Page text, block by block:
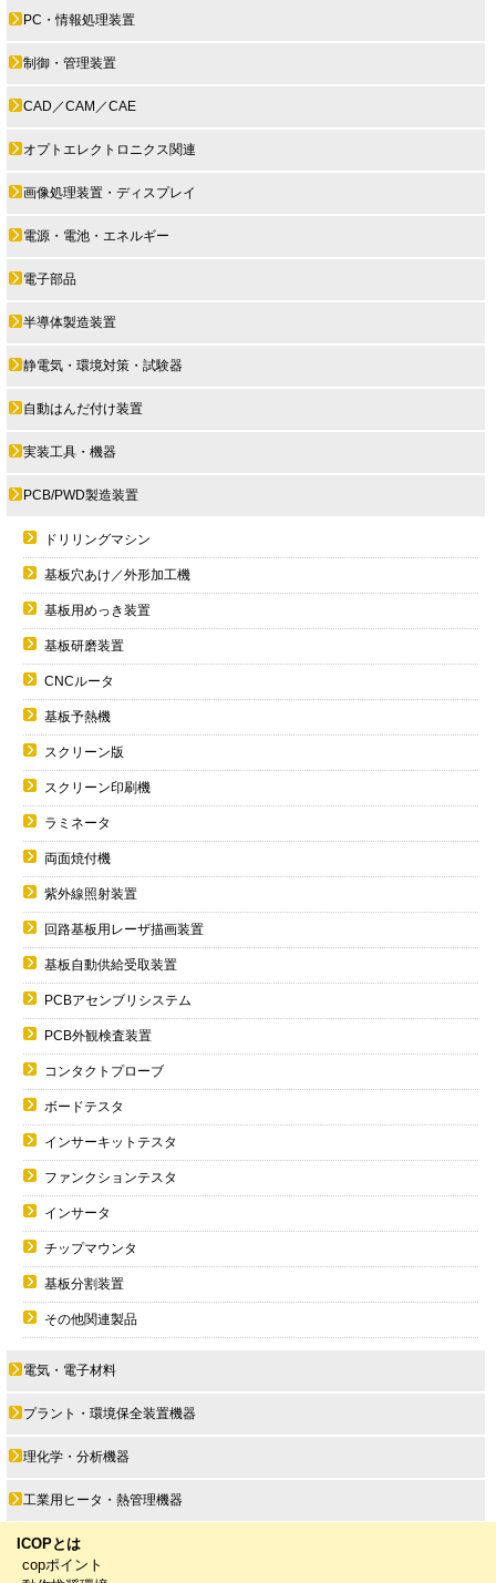
PC・情報処理装置
制御・管理装置
CAD／CAM／CAE
オプトエレクトロニクス関連
画像処理装置・ディスプレイ
電源・電池・エネルギー
電子部品
半導体製造装置
静電気・環境対策・試験器
自動はんだ付け装置
実装工具・機器
PCB/PWD製造装置
ドリリングマシン
基板穴あけ／外形加工機
基板用めっき装置
基板研磨装置
CNCルータ
基板予熱機
スクリーン版
スクリーン印刷機
ラミネータ
両面焼付機
紫外線照射装置
回路基板用レーザ描画装置
基板自動供給受取装置
PCBアセンブリシステム
PCB外観検査装置
コンタクトプローブ
ボードテスタ
インサーキットテスタ
ファンクションテスタ
インサータ
チップマウンタ
基板分割装置
その他関連製品
電気・電子材料
プラント・環境保全装置機器
理化学・分析機器
工業用ヒータ・熱管理機器
ICOPとは
copポイント